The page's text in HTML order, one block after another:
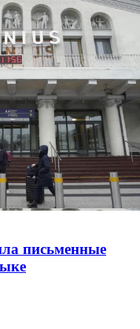
письменные